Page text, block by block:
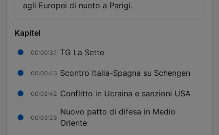
agli Europei di nuoto a Parigi.
Kapitel
00:00:37 TG La Sette
00:00:43 Scontro Italia-Spagna su Schengen
00:02:42 Conflitto in Ucraina e sanzioni USA
00:03:26
Nuovo patto di difesa in Medio
Oriente